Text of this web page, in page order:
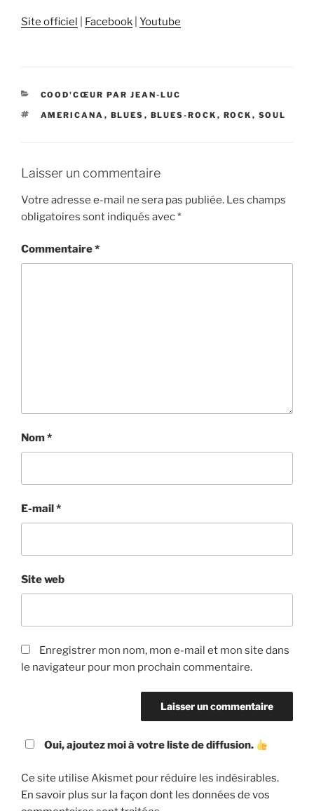
Site officiel Facebook Youtube
CATÉGORIES
COOD'CŒUR PAR JEAN-LUC
ÉTIQUETTES
AMERICANA , BLUES , BLUES-ROCK , ROCK , SOUL
Laisser un commentaire
Votre adresse e-mail ne sera pas publiée. Les champs
obligatoires sont indiqués avec*
Commentaire*
Nom*
E-mail*
Site web
Enregistrer mon nom, mon e-mail et mon site dans
le navigateur pour mon prochain commentaire.
Oui, ajoutez moi à votre liste de diffusion.
Ce site utilise Akismet pour réduire les indésirables.
En savoir plus sur la façon dont les données de vos